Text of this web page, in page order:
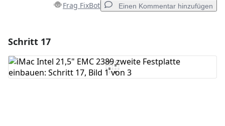
Frag FixBot Einen Kommentar hinzufügen
Kommentar hinzufügen
Schritt 17